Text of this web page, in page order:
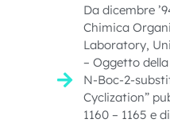
Da dicembre
Chimica
Laboratory,
– Oggetto
N-Boc-2-
Cyclization”
1160 – 1165 e